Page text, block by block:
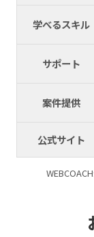
学べるスキル
サポート
案件提供
公式サイト